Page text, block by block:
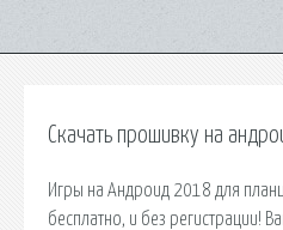
Скачать прошивку на
Игры на Андроид 2018 для
бесплатно, и без регистрации!